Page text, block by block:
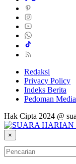
Redaksi
Privacy Policy
Indeks Berita
Pedoman
Hak Cipta 2024 @
×